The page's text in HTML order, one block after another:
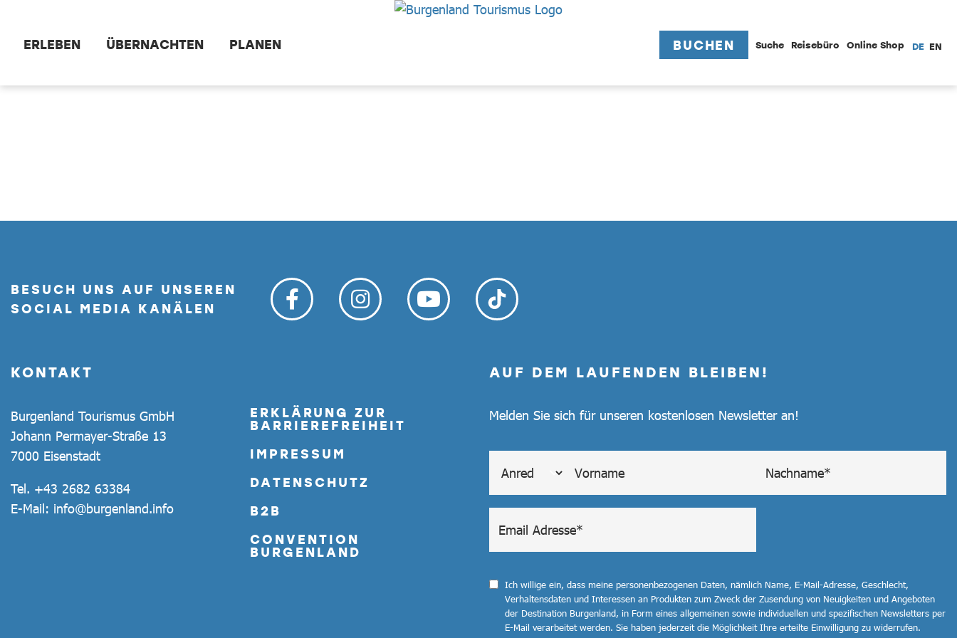
ERLEBEN ÜBERNACHTEN PLANEN BUCHEN Suche Reisebüro Online Shop DE EN
BESUCH UNS AUF UNSEREN
SOCIAL MEDIA KANÄLEN
KONTAKT
Burgenland Tourismus GmbH
Johann Permayer-Straße 13
7000 Eisenstadt
Tel. +43 2682 63384
E-Mail: info@burgenland.info
ERKLÄRUNG ZUR
BARRIEREFREIHEIT
IMPRESSUM
DATENSCHUTZ
B2B
CONVENTION
BURGENLAND
AUF DEM LAUFENDEN BLEIBEN!
Melden Sie sich für unseren kostenlosen Newsletter an!
Ich willige ein, dass meine personenbezogenen Daten, nämlich Name, E-Mail-Adresse, Geschlecht,
Verhaltensdaten und Interessen an Produkten zum Zweck der Zusendung von Neuigkeiten und Angeboten
der Destination Burgenland, in Form eines allgemeinen sowie individuellen und spezifischen Newsletters per
E-Mail verarbeitet werden. Sie haben jederzeit die Möglichkeit Ihre erteilte Einwilligung zu widerrufen.